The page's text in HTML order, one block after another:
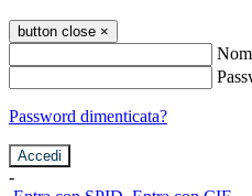
button close ×
Password dimenticata?
-